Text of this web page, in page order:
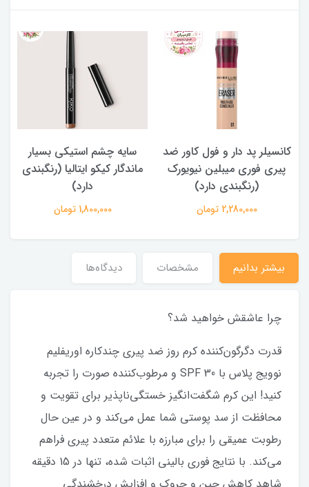
کانسیلر پد دار و فول کاور ضد
پیری فوری میبلین نیویورک
(رنگبندی دارد)
2,280,000 تومان
سایه چشم استیکی بسیار
ماندگار کیکو ایتالیا (رنگبندی
دارد)
1,800,000 تومان
بیشتر بدانیم مشخصات دیدگاه‌ها
چرا عاشقش خواهید شد؟
قدرت دگرگون‌کننده کرم روز ضد پیری چندکاره اوریفلیم
نوویج پلاس با SPF 30 و مرطوب‌کننده صورت را تجربه
کنید! این کرم شگفت‌انگیز خستگی‌ناپذیر برای تقویت و
محافظت از سد پوستی شما عمل می‌کند و در عین حال
رطوبت عمیقی را برای مبارزه با علائم متعدد پیری فراهم
می‌کند. با نتایج فوری بالینی اثبات شده، تنها در 15 دقیقه